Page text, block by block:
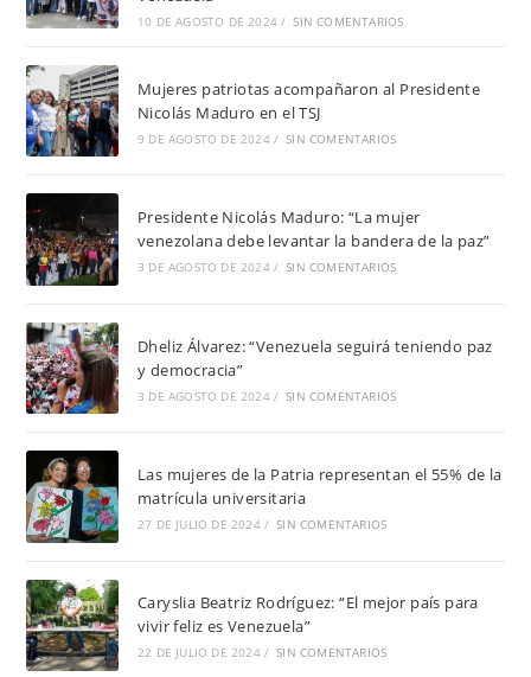
10 DE AGOSTO DE 2024 / SIN COMENTARIOS
Mujeres patriotas acompañaron al Presidente
Nicolás Maduro en el TSJ
9 DE AGOSTO DE 2024 / SIN COMENTARIOS
Presidente Nicolás Maduro: “La mujer
venezolana debe levantar la bandera de la paz”
3 DE AGOSTO DE 2024 / SIN COMENTARIOS
Dheliz Álvarez: “Venezuela seguirá teniendo paz
y democracia”
3 DE AGOSTO DE 2024 / SIN COMENTARIOS
Las mujeres de la Patria representan el 55% de la
matrícula universitaria
27 DE JULIO DE 2024 / SIN COMENTARIOS
Caryslia Beatriz Rodríguez: “El mejor país para
vivir feliz es Venezuela”
22 DE JULIO DE 2024 / SIN COMENTARIOS